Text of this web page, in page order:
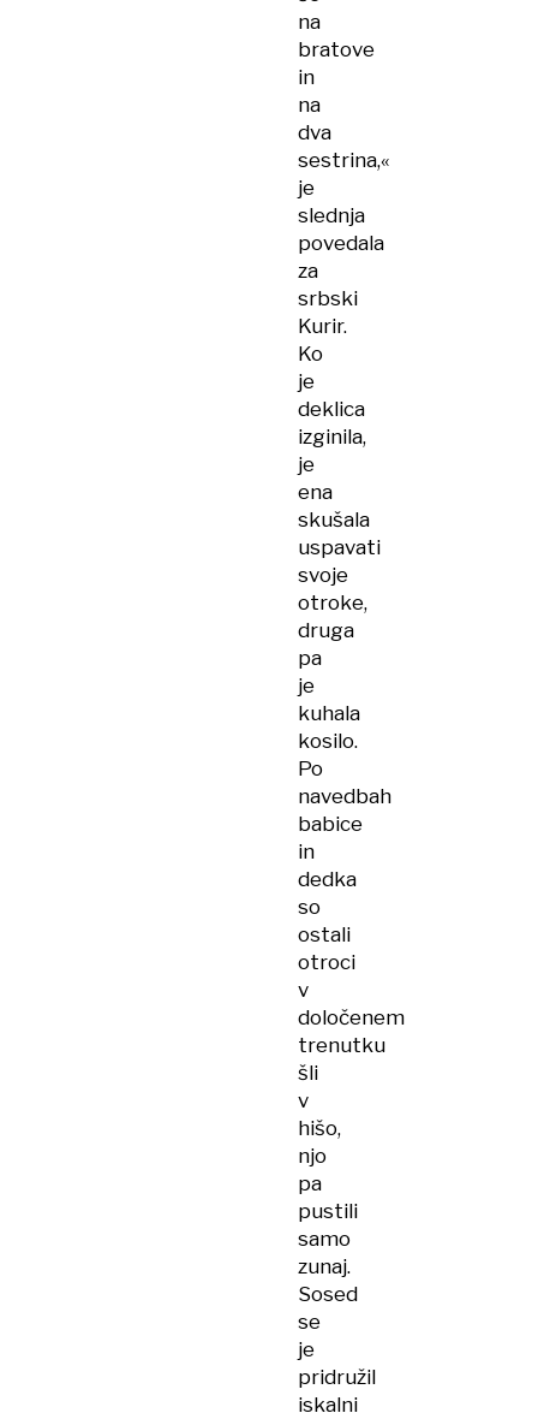
na
bratove
in
na
dva
sestrina,«
je
slednja
povedala
za
srbski
Kurir.
Ko
je
deklica
izginila,
je
ena
skušala
uspavati
svoje
otroke,
druga
pa
je
kuhala
kosilo.
Po
navedbah
babice
in
dedka
so
ostali
otroci
v
določenem
trenutku
šli
v
hišo,
njo
pa
pustili
samo
zunaj.
Sosed
se
je
pridružil
iskalni